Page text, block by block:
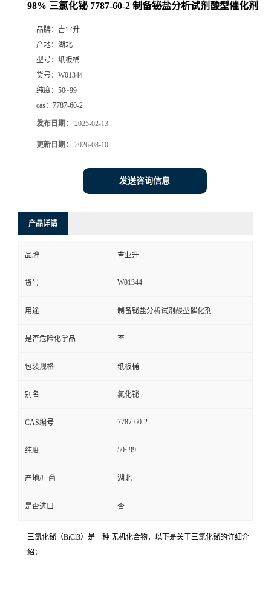
98% 三氯化铋 7787-60-2 制备铋盐分析试剂酸型催化剂
品牌： 吉业升
产地： 湖北
型号： 纸板桶
货号： W01344
纯度： 50~99
cas： 7787-60-2
发布日期： 2025-02-13
更新日期： 2026-08-10
发送咨询信息
产品详请
品牌 吉业升
货号 W01344
用途 制备铋盐分析试剂酸型催化剂
是否危险化学品 否
包装规格 纸板桶
别名 氯化铋
CAS编号 7787-60-2
纯度 50~99
产地/厂商 湖北
是否进口 否
三氯化铋（BiCl3）是一种 无机化合物，以下是关于三氯化铋的详细介
绍：